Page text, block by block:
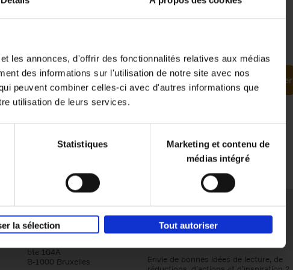
les annonces, d'offrir des fonctionnalités relatives aux médias
des informations sur l'utilisation de notre site avec nos
peuvent combiner celles-ci avec d'autres informations que
utilisation de leurs services.
Statistiques
Marketing et contenu de
médias intégré
la sélection Tout autoriser
to Promoting
souple
352 Ajouter au panier
Éditions Racine
Tour & Taxis
bte 104A
B-1000 Bruxelles
Envie de bonnes idées de lecture, de